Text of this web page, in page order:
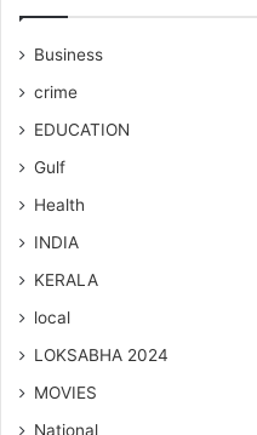
Business
crime
EDUCATION
Gulf
Health
INDIA
KERALA
local
LOKSABHA 2024
MOVIES
National